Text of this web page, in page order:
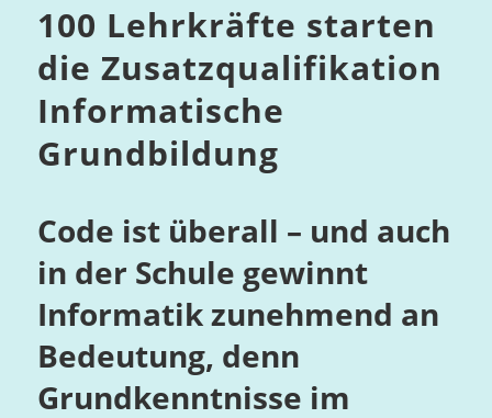
100 Lehrkräfte starten
die Zusatzqualifikation
Informatische
Grundbildung
Code ist überall – und auch
in der Schule gewinnt
Informatik zunehmend an
Bedeutung, denn
Grundkenntnisse im